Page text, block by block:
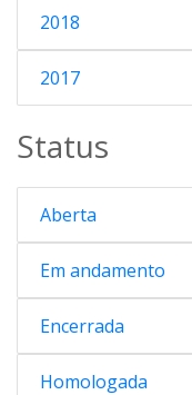
2018
2017
Status
Aberta
Em andamento
Encerrada
Homologada